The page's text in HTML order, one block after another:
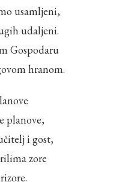
usamljeni,
udaljeni.
Gospodaru
hranom.
planove,
i gost,
zore